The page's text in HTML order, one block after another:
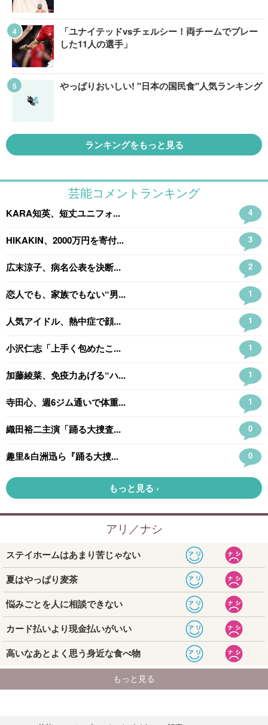
「ユナイテッドvsチェルシー！両チームでプレー
した11人の選手」
やっぱりおいしい! "日本の国民食"人気ランキング
ランキングをもっと見る